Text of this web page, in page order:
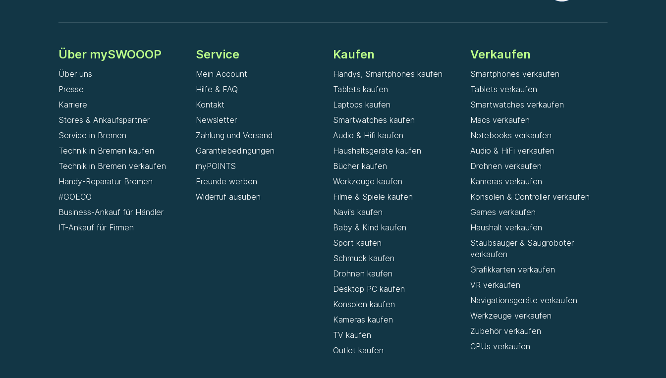
Über mySWOOOP
Über uns
Presse
Karriere
Stores & Ankaufspartner
Service in Bremen
Technik in Bremen kaufen
Technik in Bremen verkaufen
Handy-Reparatur Bremen
#GOECO
Business-Ankauf für Händler
IT-Ankauf für Firmen
Service
Mein Account
Hilfe & FAQ
Kontakt
Newsletter
Zahlung und Versand
Garantiebedingungen
myPOINTS
Freunde werben
Widerruf ausüben
Kaufen
Handys, Smartphones kaufen
Tablets kaufen
Laptops kaufen
Smartwatches kaufen
Audio & Hifi kaufen
Haushaltsgeräte kaufen
Bücher kaufen
Werkzeuge kaufen
Filme & Spiele kaufen
Navi's kaufen
Baby & Kind kaufen
Sport kaufen
Schmuck kaufen
Drohnen kaufen
Desktop PC kaufen
Konsolen kaufen
Kameras kaufen
TV kaufen
Outlet kaufen
Verkaufen
Smartphones verkaufen
Tablets verkaufen
Smartwatches verkaufen
Macs verkaufen
Notebooks verkaufen
Audio & HiFi verkaufen
Drohnen verkaufen
Kameras verkaufen
Konsolen & Controller verkaufen
Games verkaufen
Haushalt verkaufen
Staubsauger & Saugroboter
verkaufen
Grafikkarten verkaufen
VR verkaufen
Navigationsgeräte verkaufen
Werkzeuge verkaufen
Zubehör verkaufen
CPUs verkaufen